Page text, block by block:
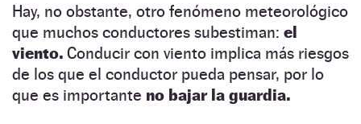
Hay, no obstante, otro fenómeno meteorológico
que muchos conductores subestiman: el
viento. Conducir con viento implica más riesgos
de los que el conductor pueda pensar, por lo
que es importante no bajar la guardia.